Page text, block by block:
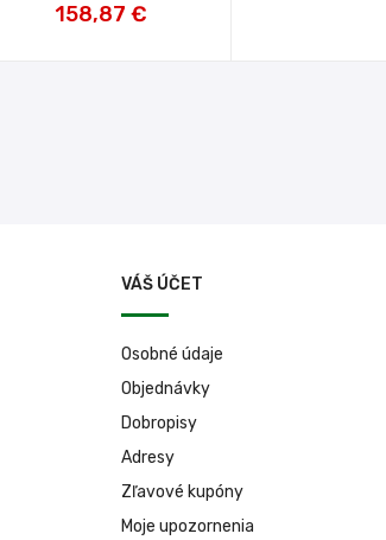
158,87 €
VÁŠ ÚČET
Osobné údaje
Objednávky
Dobropisy
Adresy
Zľavové kupóny
Moje upozornenia